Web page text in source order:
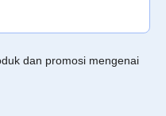
dan promosi mengenai